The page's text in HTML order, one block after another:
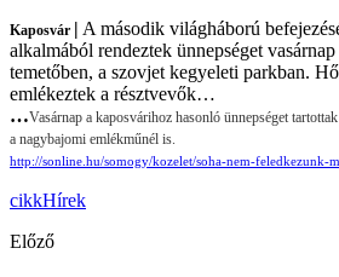
Kaposvár | A második világháború
alkalmából rendeztek ünnepséget
temetőben, a szovjet kegyeleti parkban.
emlékeztek a résztvevők…
…Vasárnap a kaposvárihoz hasonló ünnepséget
a nagybajomi emlékműnél is.
http://sonline.hu/somogy/kozelet/soha-nem-feledkezunk-
cikkHírek
Előző